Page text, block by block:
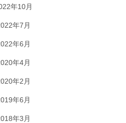
年10月
年7月
年6月
年4月
年2月
年6月
年3月